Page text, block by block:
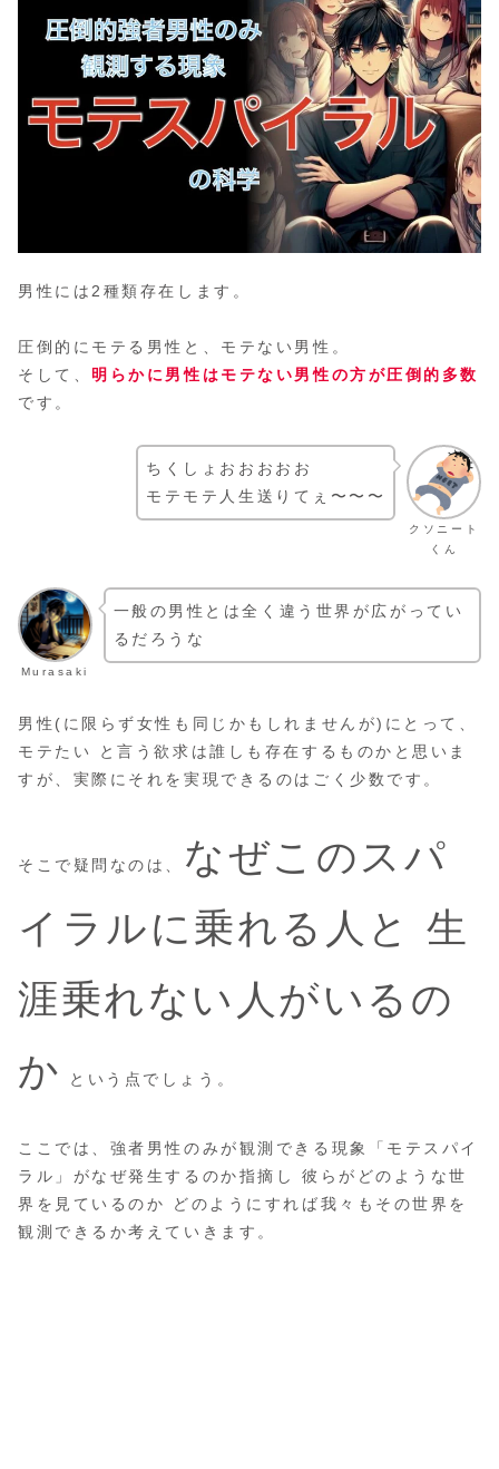
男性には2種類存在します。
圧倒的にモテる男性と、モテない男性。
そして、 明らかに男性はモテない男性の方が圧倒的多数
です。
クソニート
くん
ちくしょおおおおお
モテモテ人生送りてぇ〜〜〜
Murasaki
一般の男性とは全く違う世界が広がってい
るだろうな
男性(に限らず女性も同じかもしれませんが)にとって、
モテたい と言う欲求は誰しも存在するものかと思いま
すが、実際にそれを実現できるのはごく少数です。
そこで疑問なのは、
なぜこのスパ
イラルに乗れる人と 生
涯乗れない人がいるの
か
という点でしょう。
ここでは、強者男性のみが観測できる現象「モテスパイ
ラル」がなぜ発生するのか指摘し 彼らがどのような世
界を見ているのか どのようにすれば我々もその世界を
観測できるか考えていきます。